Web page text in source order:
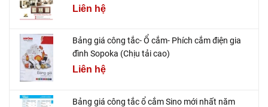
Liên hệ
Bảng giá công tắc- Ổ cắm- Phích cắm điện gia
đình Sopoka (Chịu tải cao)
Liên hệ
Bảng giá công tắc ổ cắm Sino mới nhất năm